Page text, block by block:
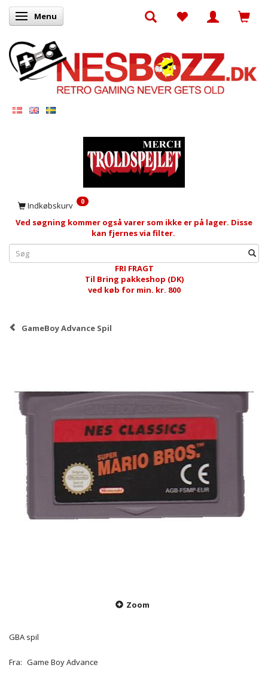
Skifte navigation
Menu
Indkøbskurv 0
Ved søgning kommer også varer som ikke er på lager. Disse
kan fjernes via filter.
FRI FRAGT
Til Bring pakkeshop (DK)
ved køb for min. kr. 800
GameBoy Advance Spil
Zoom
GBA spil
Fra: Game Boy Advance